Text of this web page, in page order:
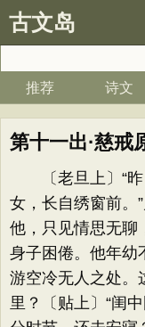
古文岛
推荐 诗文
第十一出·慈戒
〔老旦上〕“昨
女，长自绣窗前。
他，只见情思无聊
身子困倦。他年幼
游空冷无人之处。
里？〔贴上〕“闺